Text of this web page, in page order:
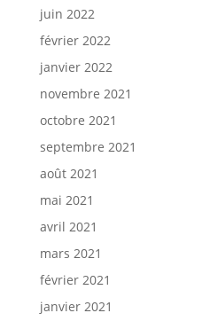
juin 2022
février 2022
janvier 2022
novembre 2021
octobre 2021
septembre 2021
août 2021
mai 2021
avril 2021
mars 2021
février 2021
janvier 2021